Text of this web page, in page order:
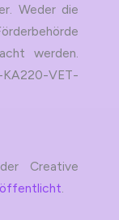
Weder die
werden.
VET-
Creative